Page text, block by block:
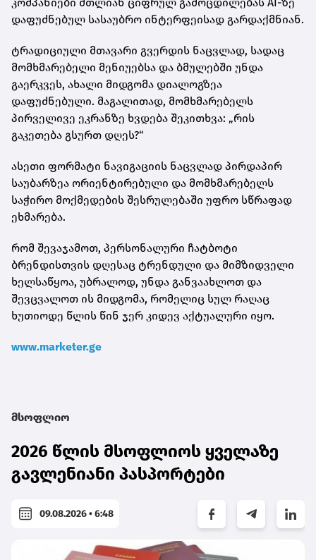
კომპანიები მთლიან ციფრულ გამოცდილებას AI-ზე
დაფუძნებულ სასაუბრო ინტერფეისად გარდაქმნიან.
ტრადიციული მთავარი გვერდის ნაცვლად, სადაც
მომხმარებელი მენიუებსა და ბმულებში უნდა
გაერკვეს, ახალი მიდგომა დიალოგზეა
დაფუძნებული. მაგალითად, მომხმარებელს
პირველივე ეკრანზე ხვდება შეკითხვა: „რის
გაკეთება გსურთ დღეს?“
ასეთი ფორმატი ნავიგაციის ნაცვლად პირდაპირ
საუბარზეა ორიენტირებული და მომხმარებელს
საჭირო მოქმედების შესრულებაში უფრო სწრაფად
ეხმარება.
რომ შევაჯამოთ, პერსონალური ჩატბოტი
ბრენდისთვის დღესაც ტრენდული და მიმზიდველი
ხელსაწყოა, უბრალოდ, უნდა განვაახლოთ და
შევცვალოთ ის მიდგომა, რომელიც სულ რაღაც
ხუთიოდე წლის წინ ჯერ კიდევ აქტუალური იყო.
www.marketer.ge
მსოფლიო
2026 წლის მსოფლიოს ყველაზე
გავლენიანი პასპორტები
09.08.2026 • 6:48